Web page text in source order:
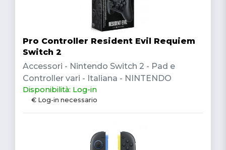
Pro Controller Resident Evil Requiem
Switch 2
Accessori - Nintendo Switch 2 - Pad e
Controller vari - Italiana - NINTENDO
Disponibilità: Log-in
€ Log-in necessario